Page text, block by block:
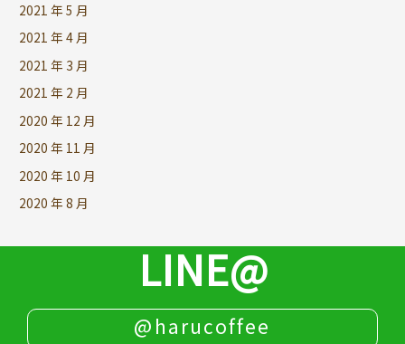
2021 年 5 月
2021 年 4 月
2021 年 3 月
2021 年 2 月
2020 年 12 月
2020 年 11 月
2020 年 10 月
2020 年 8 月
LINE@
@harucoffee